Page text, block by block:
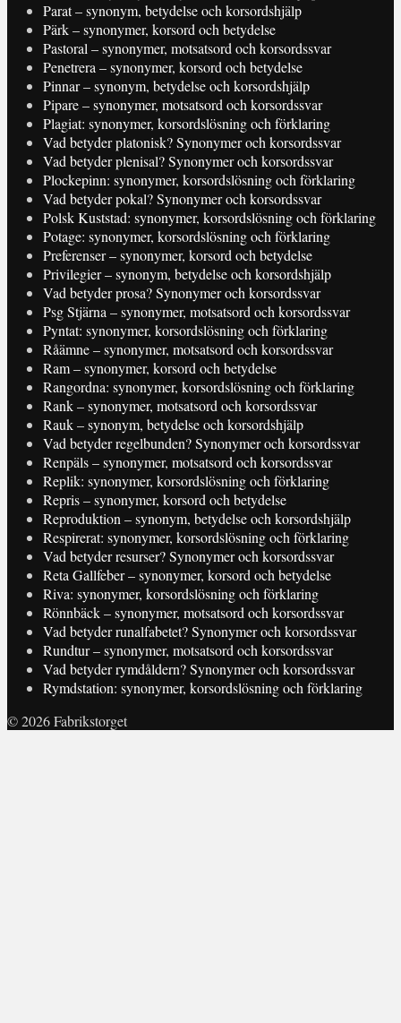
Parat – synonym, betydelse och korsordshjälp
Pärk – synonymer, korsord och betydelse
Pastoral – synonymer, motsatsord och korsordssvar
Penetrera – synonymer, korsord och betydelse
Pinnar – synonym, betydelse och korsordshjälp
Pipare – synonymer, motsatsord och korsordssvar
Plagiat: synonymer, korsordslösning och förklaring
Vad betyder platonisk? Synonymer och korsordssvar
Vad betyder plenisal? Synonymer och korsordssvar
Plockepinn: synonymer, korsordslösning och förklaring
Vad betyder pokal? Synonymer och korsordssvar
Polsk Kuststad: synonymer, korsordslösning och förklaring
Potage: synonymer, korsordslösning och förklaring
Preferenser – synonymer, korsord och betydelse
Privilegier – synonym, betydelse och korsordshjälp
Vad betyder prosa? Synonymer och korsordssvar
Psg Stjärna – synonymer, motsatsord och korsordssvar
Pyntat: synonymer, korsordslösning och förklaring
Råämne – synonymer, motsatsord och korsordssvar
Ram – synonymer, korsord och betydelse
Rangordna: synonymer, korsordslösning och förklaring
Rank – synonymer, motsatsord och korsordssvar
Rauk – synonym, betydelse och korsordshjälp
Vad betyder regelbunden? Synonymer och korsordssvar
Renpäls – synonymer, motsatsord och korsordssvar
Replik: synonymer, korsordslösning och förklaring
Repris – synonymer, korsord och betydelse
Reproduktion – synonym, betydelse och korsordshjälp
Respirerat: synonymer, korsordslösning och förklaring
Vad betyder resurser? Synonymer och korsordssvar
Reta Gallfeber – synonymer, korsord och betydelse
Riva: synonymer, korsordslösning och förklaring
Rönnbäck – synonymer, motsatsord och korsordssvar
Vad betyder runalfabetet? Synonymer och korsordssvar
Rundtur – synonymer, motsatsord och korsordssvar
Vad betyder rymdåldern? Synonymer och korsordssvar
Rymdstation: synonymer, korsordslösning och förklaring
© 2026 Fabrikstorget